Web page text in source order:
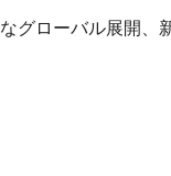
グローバル展開、